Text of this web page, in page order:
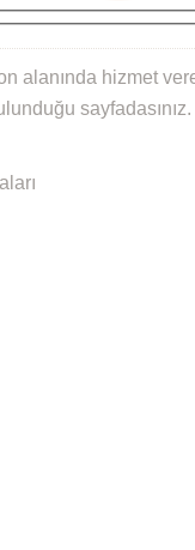
hizmet
sayfadasınız.